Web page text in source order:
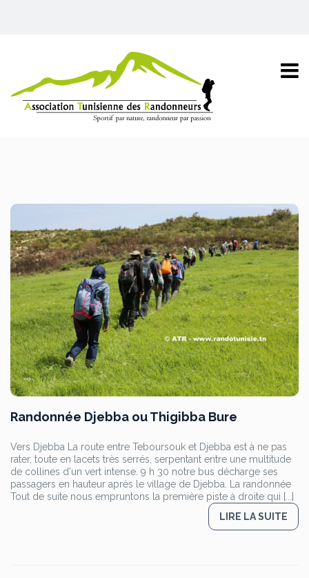
Randonnée Djebba ou Thigibba Bure
Vers Djebba La route entre Teboursouk et Djebba est à ne pas
rater, toute en lacets très serrés, serpentant entre une multitude
de collines d'un vert intense. 9 h 30 notre bus décharge ses
passagers en hauteur après le village de Djebba. La randonnée
Tout de suite nous empruntons la première piste à droite qui [...]
LIRE LA SUITE